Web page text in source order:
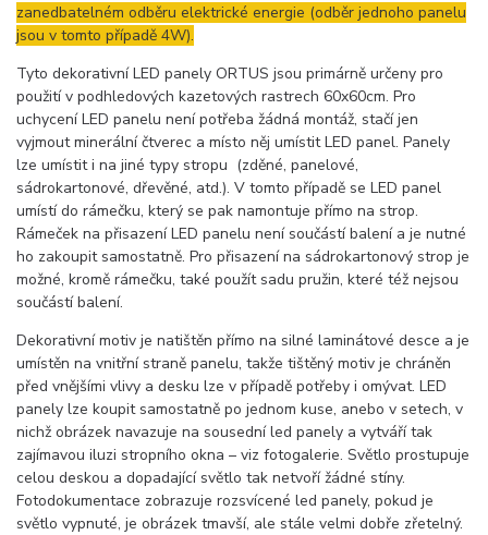
zanedbatelném odběru elektrické energie (odběr jednoho panelu
jsou v tomto případě 4W).
Tyto dekorativní LED panely ORTUS jsou primárně určeny pro
použití v podhledových kazetových rastrech 60x60cm. Pro
uchycení LED panelu není potřeba žádná montáž, stačí jen
vyjmout minerální čtverec a místo něj umístit LED panel. Panely
lze umístit i na jiné typy stropu (zděné, panelové,
sádrokartonové, dřevěné, atd.). V tomto případě se LED panel
umístí do rámečku, který se pak namontuje přímo na strop.
Rámeček na přisazení LED panelu není součástí balení a je nutné
ho zakoupit samostatně. Pro přisazení na sádrokartonový strop je
možné, kromě rámečku, také použít sadu pružin, které též nejsou
součástí balení.
Dekorativní motiv je natištěn přímo na silné laminátové desce a je
umístěn na vnitřní straně panelu, takže tištěný motiv je chráněn
před vnějšími vlivy a desku lze v případě potřeby i omývat. LED
panely lze koupit samostatně po jednom kuse, anebo v setech, v
nichž obrázek navazuje na sousední led panely a vytváří tak
zajímavou iluzi stropního okna – viz fotogalerie. Světlo prostupuje
celou deskou a dopadající světlo tak netvoří žádné stíny.
Fotodokumentace zobrazuje rozsvícené led panely, pokud je
světlo vypnuté, je obrázek tmavší, ale stále velmi dobře zřetelný.